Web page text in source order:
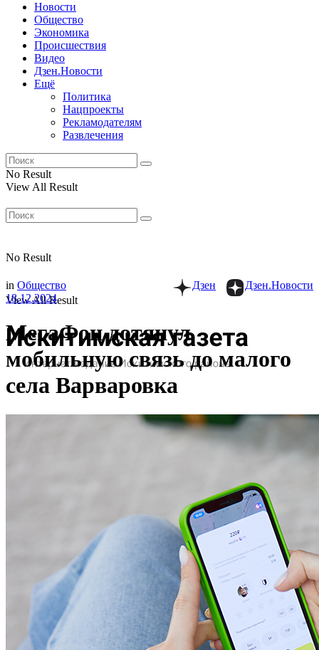
Новости
Общество
Экономика
Происшествия
Видео
Дзен.Новости
Ещё
Политика
Нацпроекты
Рекламодателям
Развлечения
No Result
View All Result
No Result
View All Result
Дзен.Новости
Дзен
in Общество
18.12.2024
МегаФон дотянул
мобильную связь до малого
села Варваровка